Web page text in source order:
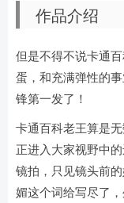
作品介绍
但是不得不说卡通
蛋，和充满弹性的
锋第一发了！
卡通百科老王算是
正进入大家视野中
镜拍，只见镜头前
媚这个词给写尽了